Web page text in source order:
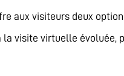
aux visiteurs deux
visite virtuelle évoluée,